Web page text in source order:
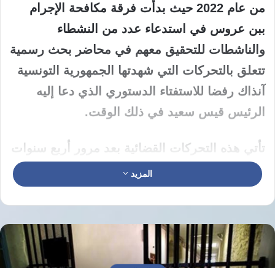
من عام 2022 حيث بدأت فرقة مكافحة الإجرام
ببن عروس في استدعاء عدد من النشطاء
والناشطات للتحقيق معهم في محاضر بحث رسمية
تتعلق بالتحركات التي شهدتها الجمهورية التونسية
آنذاك رفضا للاستفتاء الدستوري الذي دعا إليه
الرئيس قيس سعيد في ذلك الوقت.
تأتي هذه التحركات القضائية بعد مرور أربع سنوات
كاملة على تلك الأحداث الميدانية التي شهدتها
الجمهورية التونسية حيث شملت الاستدعاءات
الأخيرة أسماء بعينها من بينها فاطمة المعتمري
وإيمان بن جويرة ورحمة الخشناوي للمثول أمام
الجهات الأمنية المختصة خلال الأيام الجارية
المزيد